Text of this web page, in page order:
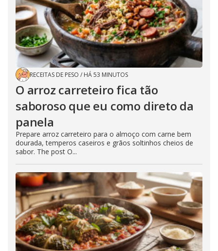
RECEITAS DE PESO / HÁ 53 MINUTOS
O arroz carreteiro fica tão
saboroso que eu como direto da
panela
Prepare arroz carreteiro para o almoço com carne bem
dourada, temperos caseiros e grãos soltinhos cheios de
sabor. The post O...